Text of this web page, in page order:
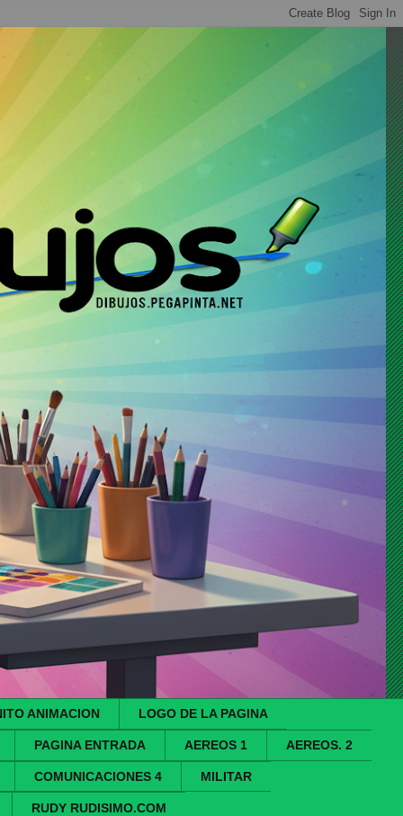
ANIMACION LOGO DE LA PAGINA
PAGINA ENTRADA AEREOS 1 AEREOS. 2
COMUNICACIONES 4 MILITAR
RUDY RUDISIMO.COM